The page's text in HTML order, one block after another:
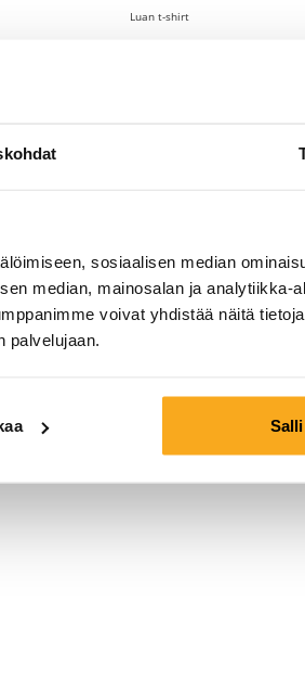
sosiaalisen median
median, mainosalan ja analytiikka-
voivat yhdistää näitä
palvelujaan.
Luan t-shirt
Luan T-paita on joka
korkealaatuisesta
hengittävän istuvuuden,
istuvuutensa ja
ansiosta siinä on
ansiosta T-paitaa voi